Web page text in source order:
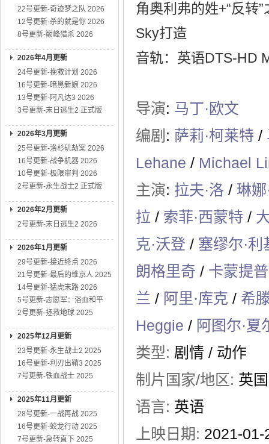
22号更新-奇迹梦之队 2026
12号更新-杀的就是你 2026
8号更新-巅峰猎杀 2026
2026年4月更新
24号更新-挽救计划 2026
16号更新-暗黑新娘 2026
13号更新-阿凡达3 2026
3号更新-末日逃生2 正式版
2026年3月更新
25号更新-洛杉矶劫案 2026
16号更新-战争机器 2026
10号更新-极限审判 2026
2号更新-永生战士2 正式版
2026年2月更新
2号更新-末日逃生2 2026
2026年1月更新
29号更新-接近终点 2026
21号更新-最后的维京人 2025
14号更新-猛虎末路 2026
5号更新-志愿军：浴血和平
2号更新-拯救地球 2025
2025年12月更新
23号更新-永生战士2 2025
16号更新-利刃出鞘3 2025
7号更新-铁血战士 2025
2025年11月更新
28号更新-一战再战 2025
16号更新-蛟龙行动 2025
7号更新-急转直下 2025
角奥利弗的姓+“反转
Sky打造
音轨：英语DTS-HD
导演: 马丁·欧文
编剧 : 萨莉·柯莱特 /
Lehane / Michael
主演: 拉夫·洛 / 琳娜
拉 / 索菲·西蒙特 /
克·沃登 / 塞缪尔·利
朗格里奇 / 卡蒙提
兰 / 阿里·库克 / 希
Heggie / 阿图尔·夏
类型: 剧情 / 动作
制片国家/地区: 英国
语言: 英语
上映日期: 2021-01-